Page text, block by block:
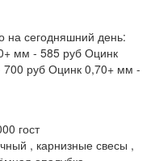
на сегодняшний день:
мм - 585 руб Оцинк
руб Оцинк 0,70+ мм -
гост
, карнизные свесы ,